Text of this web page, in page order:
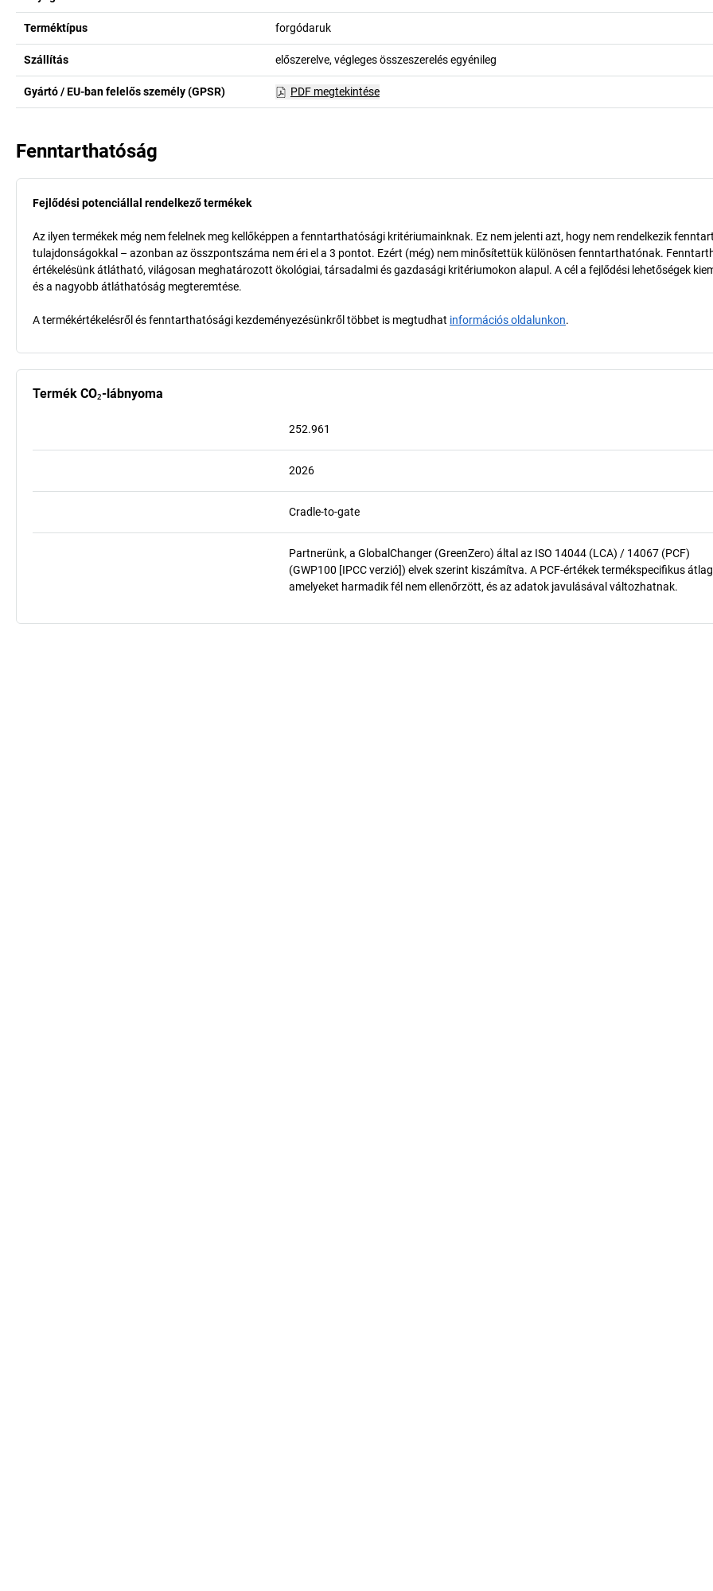
Terméktípus forgódaruk
Szállítás előszerelve, végleges összeszerelés egyénileg
Gyártó / EU-ban felelős személy (GPSR) PDF megtekintése
Fenntarthatóság
Fejlődési potenciállal rendelkező termékek
Az ilyen termékek még nem felelnek meg kellőképpen a fenntarthatósági kritériumainknak. Ez nem jelenti azt, hogy nem rendelkezik
tulajdonságokkal – azonban az összpontszáma nem éri el a 3 pontot. Ezért (még) nem minősítettük különösen fenntarthatónak.
értékelésünk átlátható, világosan meghatározott ökológiai, társadalmi és gazdasági kritériumokon alapul. A cél a fejlődési lehetőségek
és a nagyobb átláthatóság megteremtése.
A termékértékelésről és fenntarthatósági kezdeményezésünkről többet is megtudhat információs oldalunkon.
Termék CO₂-lábnyoma
252.961
2026
Cradle-to-gate
Partnerünk, a GlobalChanger (GreenZero) által az ISO 14044 (LCA) / 14067 (PCF)
(GWP100 [IPCC verzió]) elvek szerint kiszámítva. A PCF-értékek termékspecifikus
amelyeket harmadik fél nem ellenőrzött, és az adatok javulásával változhatnak.